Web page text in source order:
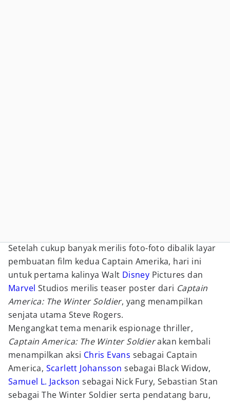
Setelah cukup banyak merilis foto-foto dibalik layar
pembuatan film kedua Captain Amerika, hari ini
untuk pertama kalinya Walt Disney Pictures dan
Marvel Studios merilis teaser poster dari Captain
America: The Winter Soldier, yang menampilkan
senjata utama Steve Rogers.
Mengangkat tema menarik espionage thriller,
Captain America: The Winter Soldierakan kembali
menampilkan aksi Chris Evans sebagai Captain
America, Scarlett Johansson sebagai Black Widow,
Samuel L. Jackson sebagai Nick Fury, Sebastian Stan
sebagai The Winter Soldier serta pendatang baru,